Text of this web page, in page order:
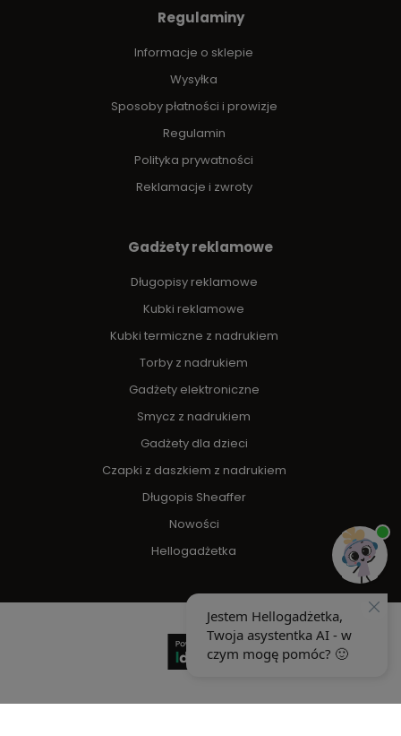
Regulaminy
Informacje o sklepie
Wysyłka
Sposoby płatności i prowizje
Regulamin
Polityka prywatności
Reklamacje i zwroty
Gadżety reklamowe
Długopisy reklamowe
Kubki reklamowe
Kubki termiczne z nadrukiem
Torby z nadrukiem
Gadżety elektroniczne
Smycz z nadrukiem
Gadżety dla dzieci
Czapki z daszkiem z nadrukiem
Długopis Sheaffer
Nowości
Hellogadżetka